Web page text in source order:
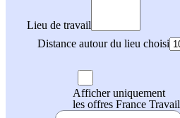
Lieu de travail
Distance autour du lieu choisi
Afficher uniquement
les offres France Travail